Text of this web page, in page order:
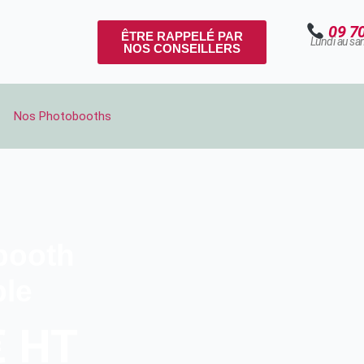
ÊTRE RAPPELÉ PAR
NOS CONSEILLERS
09
Lundi au
Nos Photobooths